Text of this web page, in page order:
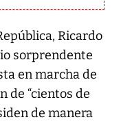
Ricardo
sorprendente
en marcha de
de “cientos de
de manera